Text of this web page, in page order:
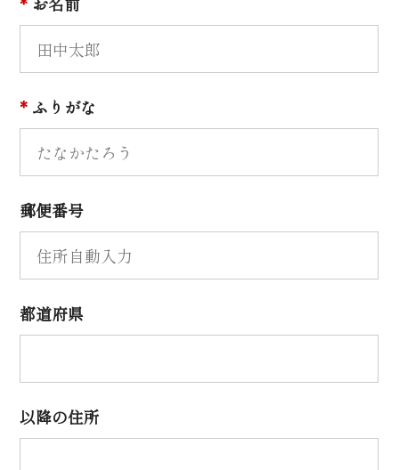
* ふりがな
郵便番号
都道府県
以降の住所